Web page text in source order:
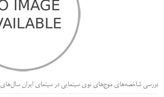
بررسی شاخصه‌های موج‌های نوی سینمایی در سینمای ایران سال‌های 1357-1343، قسمت دوم